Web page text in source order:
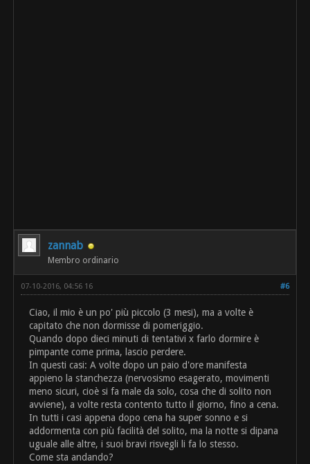
zannab
Membro ordinario
#6
07-10-2016, 04:56 16
Ciao, il mio è un po' più piccolo (3 mesi), ma a volte è
capitato che non dormisse di pomeriggio.
Quando dopo dieci minuti di tentativi x farlo dormire è
pimpante come prima, lascio perdere.
In questi casi: A volte dopo un paio d'ore manifesta
appieno la stanchezza (nervosismo esagerato, movimenti
meno sicuri, cioè si fa male da solo, cosa che di solito non
avviene), a volte resta contento tutto il giorno, fino a cena.
In tutti i casi appena dopo cena ha super sonno e si
addormenta con più facilità del solito, ma la notte si dipana
uguale alle altre, i suoi bravi risvegli li fa lo stesso.
Come sta andando?